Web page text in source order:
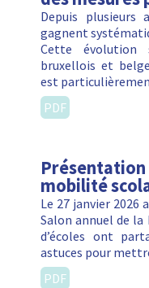
Depuis plusieurs
gagnent
Cette évolution
bruxellois et
est
PDF
Présentation
mobilité
Le 27 janvier 2026
Salon annuel de
d’écoles ont
astuces pour
PDF